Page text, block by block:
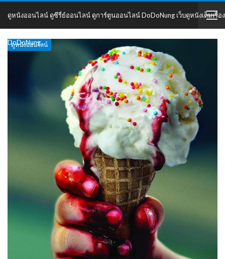
ดูหนังออนไลน์ ดูซีรี่ย์ออนไลน์ ดูการ์ตูนออนไลน์ DoDoNung เว็บดูหนังเต็มเรื่อง
DoDoNung
ดูหนังออนไลน์